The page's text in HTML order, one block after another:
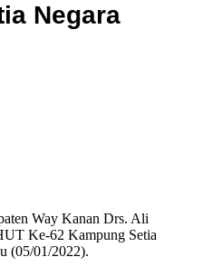
Negara
Way Kanan Drs. Ali
Ke-62 Kampung Setia
(05/01/2022).